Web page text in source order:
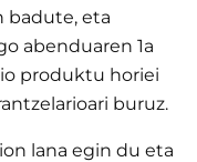
badute, eta
abenduaren 1a
produktu horiei
buruz.
lana egin du eta